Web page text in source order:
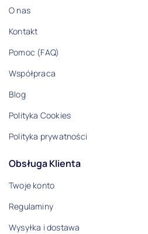
O nas
Kontakt
Pomoc (FAQ)
Współpraca
Blog
Polityka Cookies
Polityka prywatności
Obsługa Klienta
Twoje konto
Regulaminy
Wysyłka i dostawa